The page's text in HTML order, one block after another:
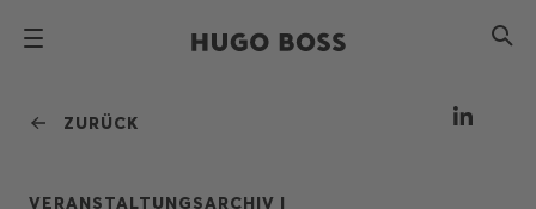
ZURÜCK
VERANSTALTUNGSARCHIV |